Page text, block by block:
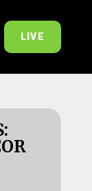
LIVE